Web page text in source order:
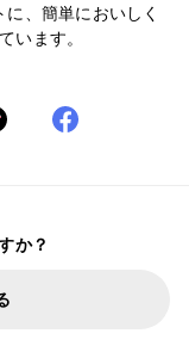
、簡単においしく
います。
か？